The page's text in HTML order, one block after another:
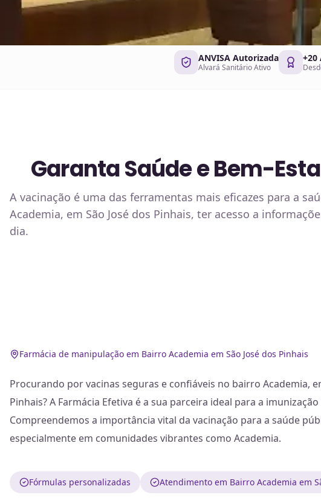
ANVISA Autorizada
Alvará Sanitário Ativo
+20
Garanta Saúde e Bem-
A vacinação é uma das ferramentas mais eficazes para a
Academia, em São José dos Pinhais, ter acesso a
dia.
Farmácia de manipulação em Bairro Academia em São José dos Pinhais
Procurando por vacinas seguras e confiáveis no bairro Academia,
Pinhais? A Farmácia Efetiva é a sua parceira ideal para a
Compreendemos a importância vital da vacinação para a saúde
especialmente em comunidades vibrantes como Academia.
Fórmulas personalizadas Atendimento em Bairro Academia em